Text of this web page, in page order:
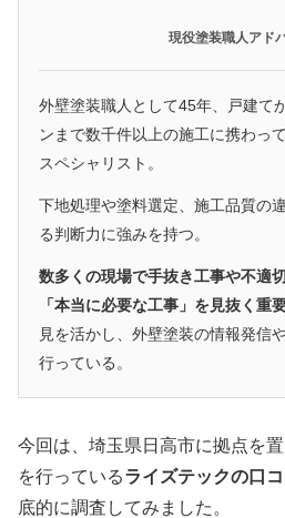
現役塗装職人アド
外壁塗装職人として45年、戸建て
ンまで数千件以上の施工に携わっ
スペシャリスト。
下地処理や塗料選定、施工品質の
る判断力に強みを持つ。
数多くの現場で手抜き工事や不適
「本当に必要な工事」を見抜く重
見を活かし、外壁塗装の情報発信
行っている。
今回は、埼玉県日高市に拠点を
を行っているライズテックの口
底的に調査してみました。